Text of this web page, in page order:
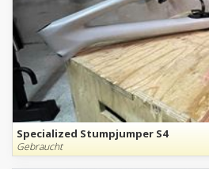
Specialized Stumpjumper S4
Gebraucht